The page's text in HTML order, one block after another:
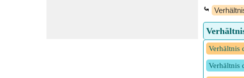
⤿
Verhältnis
Verhältnis